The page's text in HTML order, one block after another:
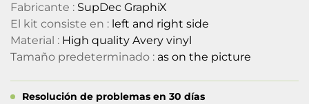
Fabricante : SupDec GraphiX
El kit consiste en : left and right side
Material : High quality Avery vinyl
Tamaño predeterminado : as on the picture
Resolución de problemas en 30 días